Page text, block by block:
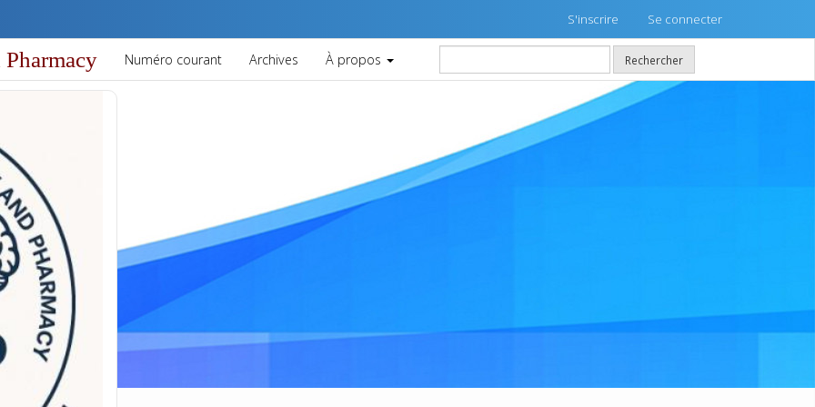
S'inscrire Se connecter
Numéro courant Archives À propos Rechercher